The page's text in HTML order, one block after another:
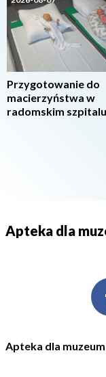
Przygotowanie do
macierzyństwa w
radomskim szpitalu
Apteka dla
Apteka dla muzeum